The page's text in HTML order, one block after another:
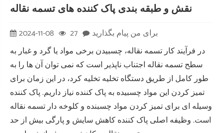
نقش و طبقه بندی پاک کننده های تسمه نقاله
2024-11-08 27
برای من پیام بگذارید
در فرآیند کار تسمه نقاله، چسبیدن برخی مواد یا گرد و غبار به
سطح تسمه نقاله اجتناب ناپذیر است که نمی توان آن ها را به
طور کامل از طریق دستگاه تخلیه تخلیه کرد، در این زمان برای
تمیز کردن این مواد چسبیده به پاک کننده نیاز داریم. پاک کننده
وسیله ای برای تمیز کردن مواد چسبنده و کلوخه دار تسمه نقاله
است. وظیفه اصلی پاک کننده کاهش سایش و پارگی بیش از حد